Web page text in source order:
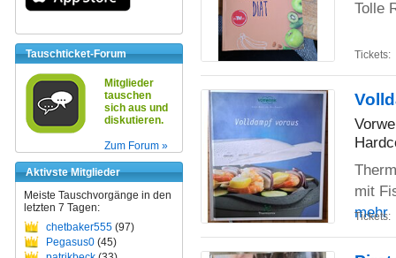
Tauschticket-Forum
Mitglieder
tauschen
sich aus und
diskutieren.
Zum Forum »
Aktivste Mitglieder
Meiste Tauschvorgänge in den
letzten 7 Tagen:
chetbaker555 (97)
Pegasus0 (45)
Tolle
Tickets:
mit
mehr
Tickets: